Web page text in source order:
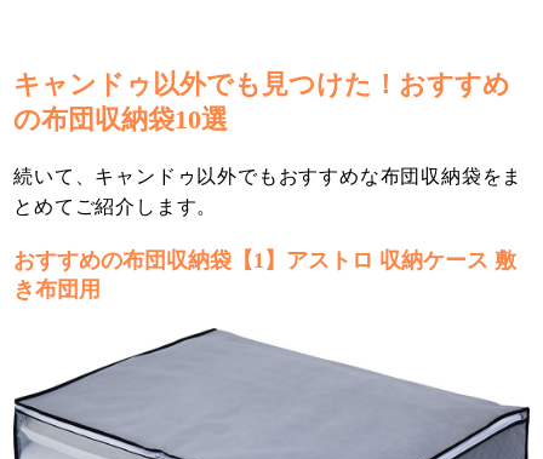
キャンドゥ以外でも見つけた！おすすめ
の布団収納袋10選
続いて、キャンドゥ以外でもおすすめな布団収納袋をま
とめてご紹介します。
おすすめの布団収納袋【1】アストロ 収納ケース 敷
き布団用